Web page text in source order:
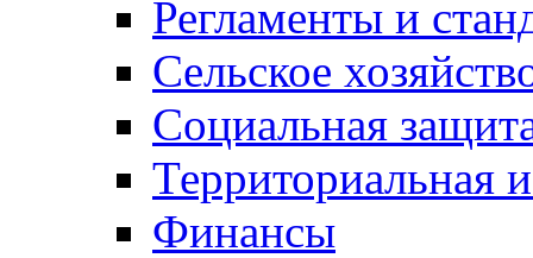
Регламенты и
Сельское
Социальная
Территориальная
Финансы